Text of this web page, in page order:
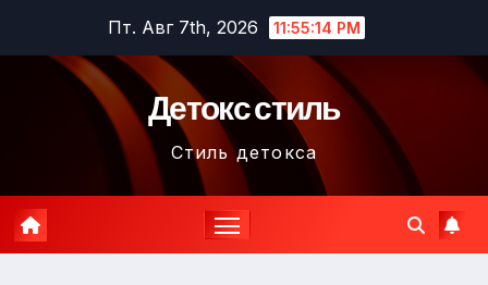
содержимому
Пт. Авг 7th, 2026 11:55:15 PM
Детокс стиль
Стиль детокса